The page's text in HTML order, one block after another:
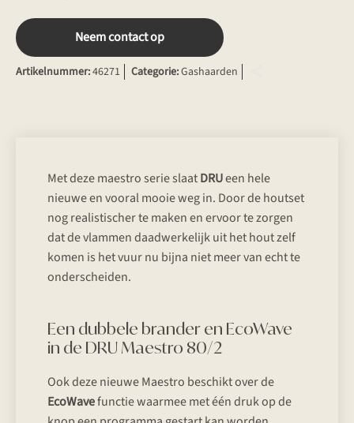
Neem contact op
Artikelnummer:46271 Categorie:Gashaarden
Met deze maestro serie slaatDRUeen hele
nieuwe en vooral mooie weg in. Door de houtset
nog realistischer te maken en ervoor te zorgen
dat de vlammen daadwerkelijk uit het hout zelf
komen is het vuur nu bijna niet meer van echt te
onderscheiden.
Een dubbele brander en EcoWave
in de DRU Maestro 80/2
Ook deze nieuwe Maestro beschikt over de
EcoWavefunctie waarmee met één druk op de